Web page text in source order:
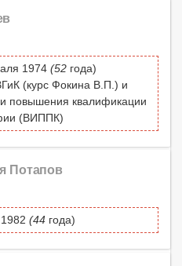
1974 (52 года)
(курс Фокина В.П.) и
и повышения квалификации
(ВИППК)
Потапов
(44 года)